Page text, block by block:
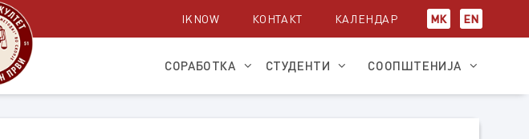
IKNOW КОНТАКТ КАЛЕНДАР МК EN
СОРАБОТКА СТУДЕНТИ СООПШТЕНИЈА